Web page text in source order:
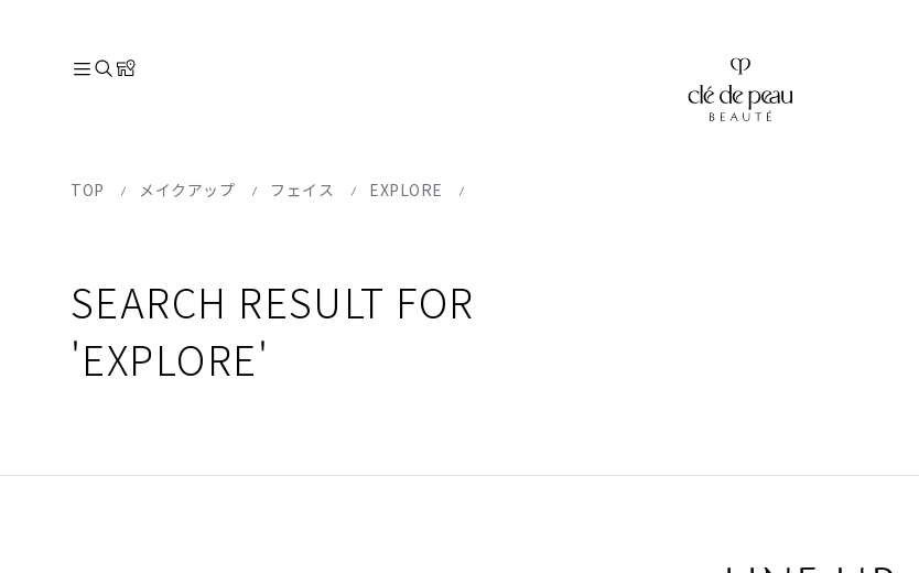
TOP メイクアップ フェイス EXPLORE
SEARCH RESULT FOR
'EXPLORE'